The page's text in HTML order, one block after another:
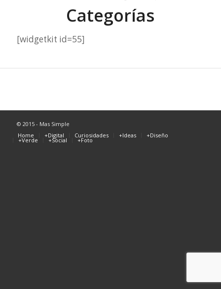
Categorías
[widgetkit id=55]
© 2015 - Mas Simple
Home
+Digital Curiosidades +Ideas +Diseño
+Verde +Social +Foto